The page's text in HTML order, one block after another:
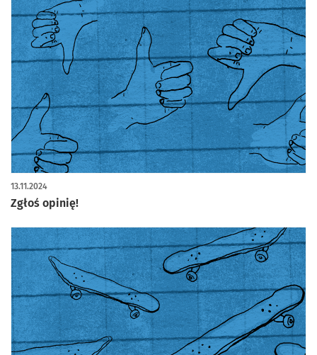
Zgłoś opinię!
13.11.2024